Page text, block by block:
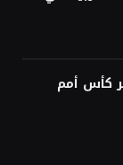
كأس أمم